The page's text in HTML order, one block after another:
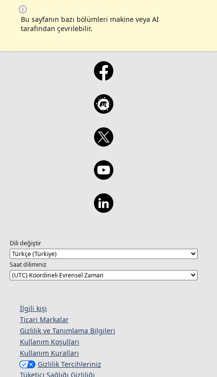
Bu sayfanın bazı bölümleri makine veya AI
tarafından çevrilebilir.
Dili değiştir
Saat diliminiz
İlgili kişi
Ticari Markalar
Gizlilik ve Tanımlama Bilgileri
Kullanım Koşulları
Kullanım Kuralları
Gizlilik Tercihleriniz
Tüketici Sağlığı Gizliliği